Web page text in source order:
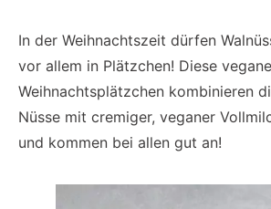
In der Weihnachtszeit dürfen
vor allem in Plätzchen! Diese
Weihnachtsplätzchen kombinieren
Nüsse mit cremiger, veganer
und kommen bei allen gut an!